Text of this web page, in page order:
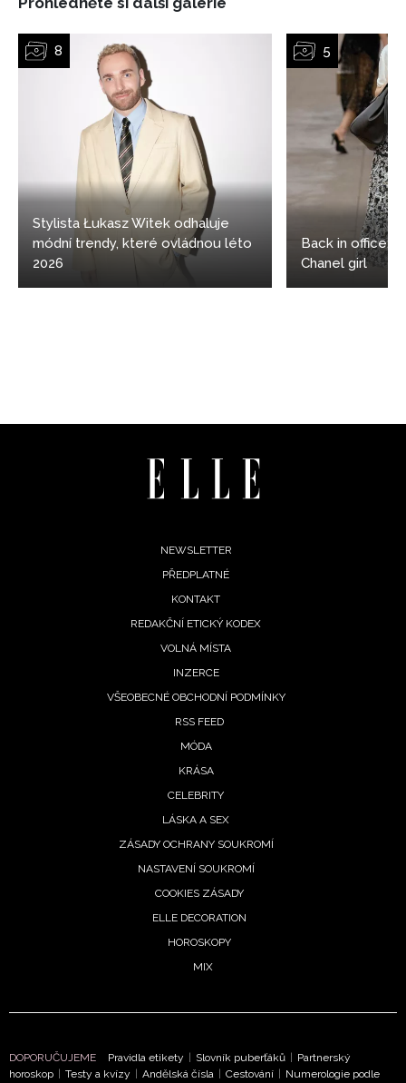
soukromí BurdaMedia Extra s.r.o., zaškrtněte toto pole.
Stylista Łukasz Witek odhaluje
módní trendy, které ovládnou léto
2026
Back in office:
Chanel girl
NEWSLETTER
PŘEDPLATNÉ
KONTAKT
REDAKČNÍ ETICKÝ KODEX
VOLNÁ MÍSTA
INZERCE
VŠEOBECNÉ OBCHODNÍ PODMÍNKY
RSS FEED
MÓDA
KRÁSA
CELEBRITY
LÁSKA A SEX
ZÁSADY OCHRANY SOUKROMÍ
NASTAVENÍ SOUKROMÍ
COOKIES ZÁSADY
ELLE DECORATION
HOROSKOPY
MIX
DOPORUČUJEME Pravidla etikety Slovník puberťáků
Partnerský
horoskop
Testy a kvízy Andělská čísla Cestování
Numerologie podle